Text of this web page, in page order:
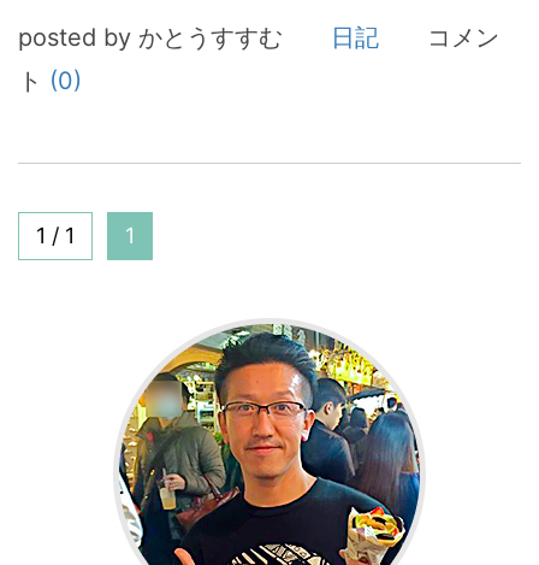
posted by かとうすすむ 日記
コメン
ト (0)
1 / 1 1